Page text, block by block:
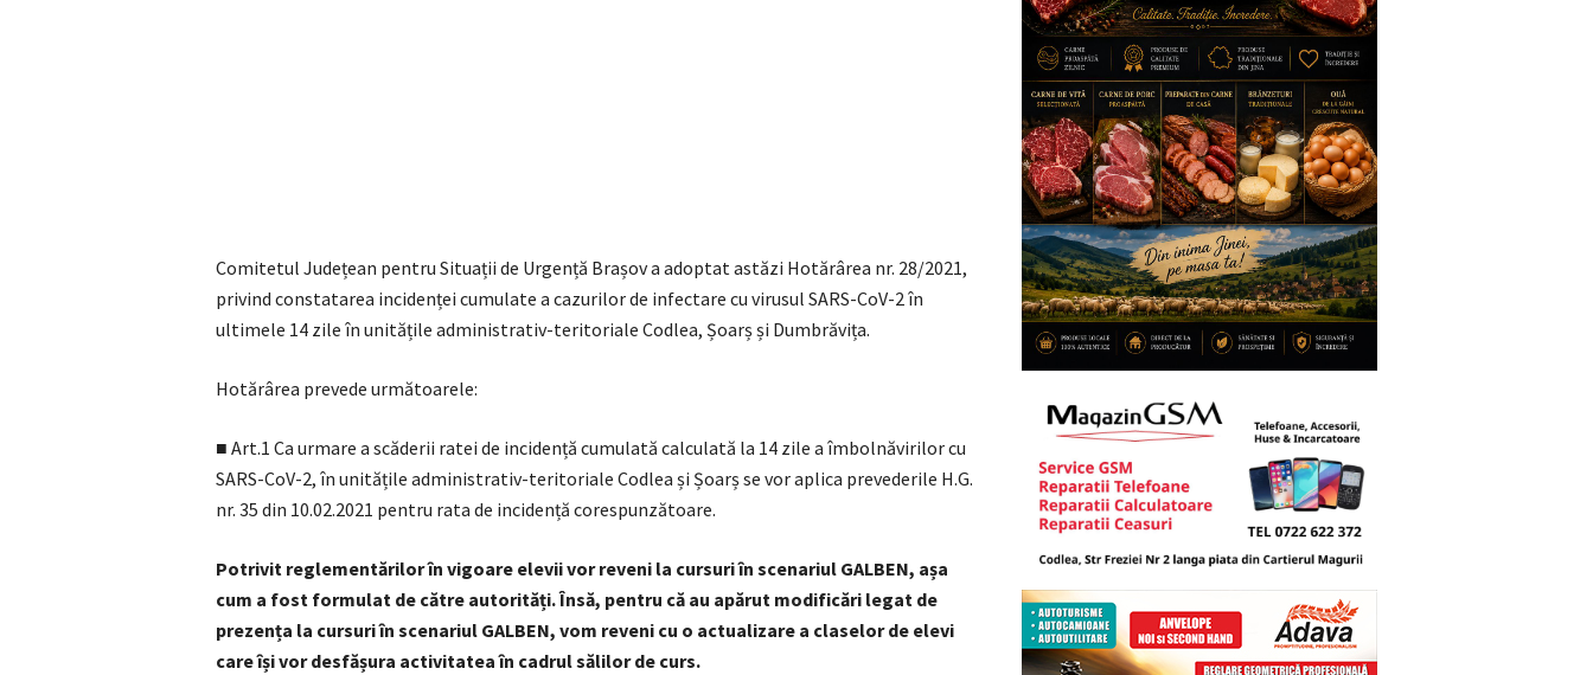
Comitetul Județean pentru Situații de Urgență Brașov a adoptat astăzi Hotărârea nr. 28/2021,
privind constatarea incidenței cumulate a cazurilor de infectare cu virusul SARS-CoV-2 în
ultimele 14 zile în unitățile administrativ-teritoriale Codlea, Șoarș și Dumbrăvița.
Hotărârea prevede următoarele:
■ Art.1 Ca urmare a scăderii ratei de incidență cumulată calculată la 14 zile a îmbolnăvirilor cu
SARS-CoV-2, în unitățile administrativ-teritoriale Codlea și Șoarș se vor aplica prevederile H.G.
nr. 35 din 10.02.2021 pentru rata de incidență corespunzătoare.
Potrivit reglementărilor în vigoare elevii vor reveni la cursuri în scenariul GALBEN, așa
cum a fost formulat de către autorități. Însă, pentru că au apărut modificări legat de
prezența la cursuri în scenariul GALBEN, vom reveni cu o actualizare a claselor de elevi
care își vor desfășura activitatea în cadrul sălilor de curs.